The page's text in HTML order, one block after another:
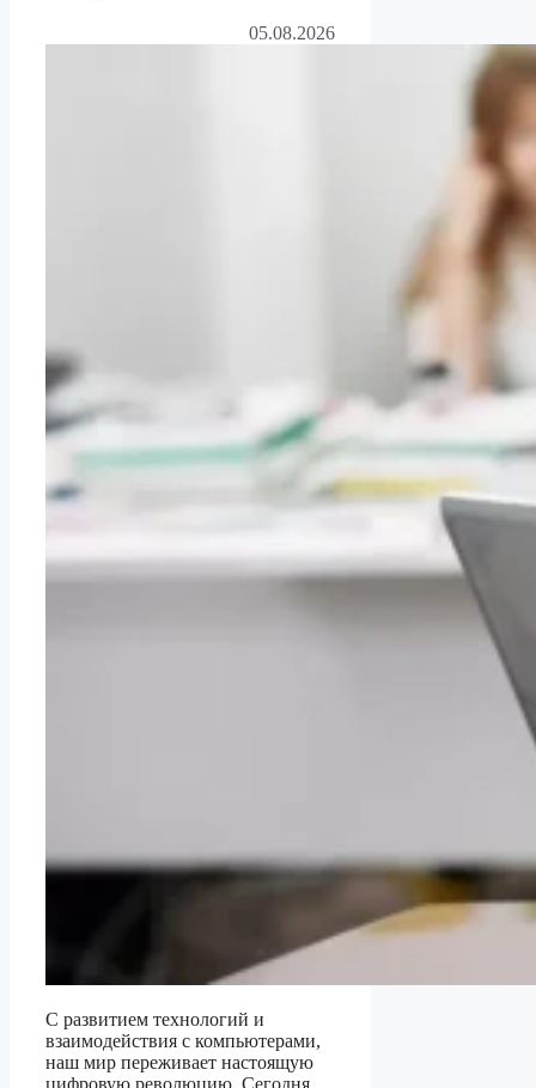
05.08.2026
С развитием технологий и
взаимодействия с компьютерами,
наш мир переживает настоящую
цифровую революцию. Сегодня